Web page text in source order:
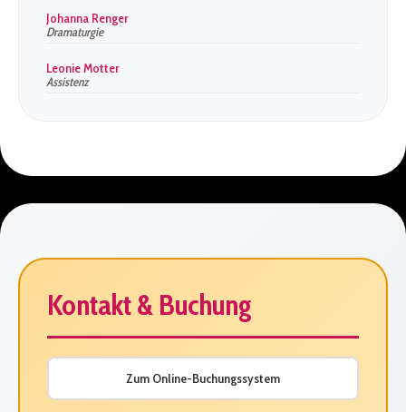
Johanna Renger
Dramaturgie
Leonie Motter
Assistenz
Kontakt & Buchung
Zum Online-Buchungssystem